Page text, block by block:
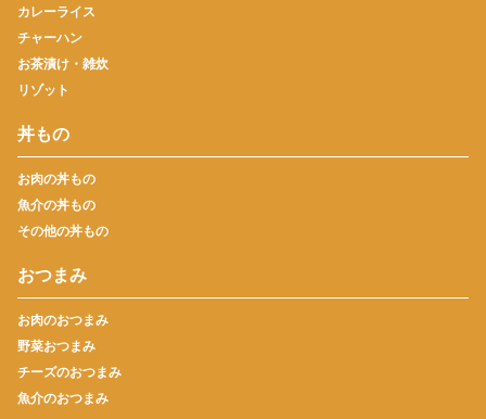
カレーライス
チャーハン
お茶漬け・雑炊
リゾット
丼もの
お肉の丼もの
魚介の丼もの
その他の丼もの
おつまみ
お肉のおつまみ
野菜おつまみ
チーズのおつまみ
魚介のおつまみ